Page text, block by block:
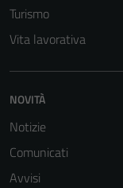
Turismo
Vita lavorativa
NOVITÀ
Notizie
Comunicati
Avvisi